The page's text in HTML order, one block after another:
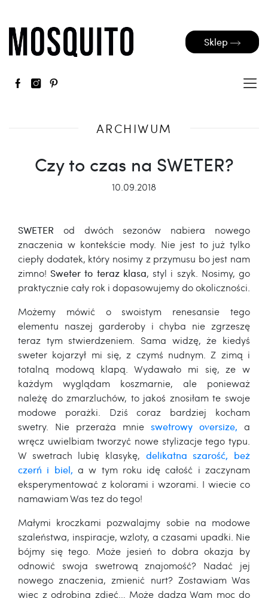
Sklep
ARCHIWUM
Czy to czas na SWETER?
10.09.2018
SWETER od dwóch sezonów nabiera nowego
znaczenia w kontekście mody. Nie jest to już tylko
ciepły dodatek, który nosimy z przymusu bo jest nam
zimno! Sweter to teraz klasa, styl i szyk. Nosimy, go
praktycznie cały rok i dopasowujemy do okoliczności.
Możemy mówić o swoistym renesansie tego
elementu naszej garderoby i chyba nie zgrzeszę
teraz tym stwierdzeniem. Sama widzę, że kiedyś
sweter kojarzył mi się, z czymś nudnym. Z zimą i
totalną modową klapą. Wydawało mi się, ze w
każdym wyglądam koszmarnie, ale ponieważ
należę do zmarzluchów, to jakoś znosiłam te swoje
modowe porażki. Dziś coraz bardziej kocham
swetry. Nie przeraża mnie swetrowy oversize, a
wręcz uwielbiam tworzyć nowe stylizacje tego typu.
W swetrach lubię klasykę, delikatna szarość, beż
czerń i biel, a w tym roku idę całość i zaczynam
eksperymentować z kolorami i wzorami. I wiecie co
namawiam Was tez do tego!
Małymi kroczkami pozwalajmy sobie na modowe
szaleństwa, inspiracje, wzloty, a czasami upadki. Nie
bójmy się tego. Może jesień to dobra okazja by
odnowić swoja swetrową znajomość? Nadać jej
nowego znaczenia, zmienić nurt? Zostawiam Was
więc z odrobiną zdjęć… Może dadzą Wam moc do